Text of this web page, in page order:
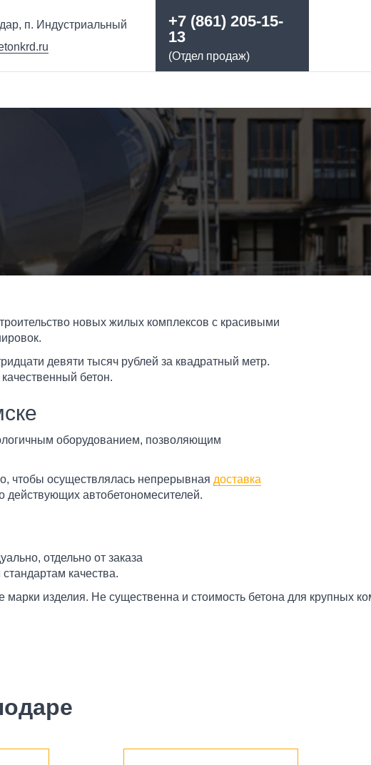
п. Индустриальный
+7 (861) 205-15-
13
(Отдел продаж)
новых жилых комплексов с красивыми
девяти тысяч рублей за квадратный метр.
бетон.
оборудованием, позволяющим
чтобы осуществлялась непрерывная доставка
действующих автобетономесителей.
отдельно от заказа
качества.
марки изделия. Не существенна и стоимость бетона для крупных